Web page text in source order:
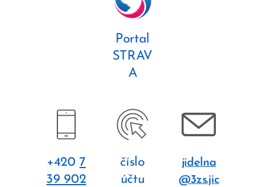
Portal
STRAV
A
+4207
39 902
číslo
účtu
jidelna
@3zs.jic